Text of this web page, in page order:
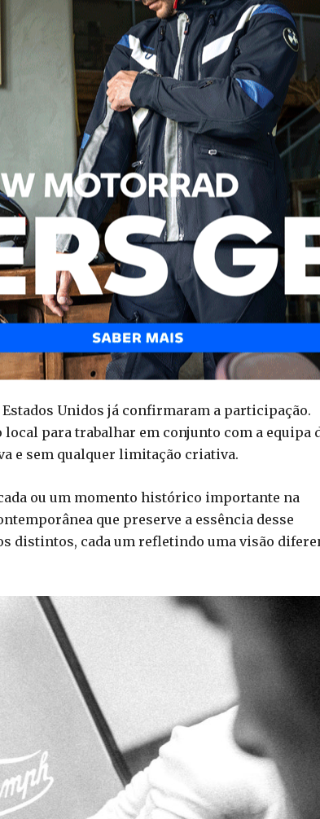
Estados Unidos já confirmaram a participação.
para trabalhar em conjunto com a equipa
e sem qualquer limitação criativa.
ou um momento histórico importante na
que preserve a essência desse
distintos, cada um refletindo uma visão